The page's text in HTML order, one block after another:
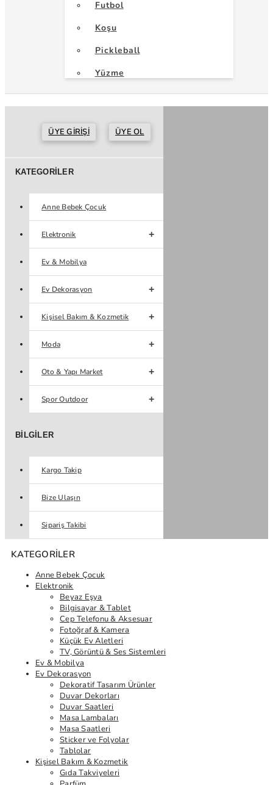
Futbol
Koşu
Pickleball
Yüzme
ÜYE GIRIŞI ÜYE OL
KATEGORILER
Anne Bebek Çocuk
Elektronik
Ev & Mobilya
Ev Dekorasyon
Kişisel Bakım & Kozmetik
Moda
Oto & Yapı Market
Spor Outdoor
BILGILER
Kargo Takip
Bize Ulaşın
Sipariş Takibi
KATEGORILER
Anne Bebek Çocuk
Elektronik
Beyaz Eşya
Bilgisayar & Tablet
Cep Telefonu & Aksesuar
Fotoğraf & Kamera
Küçük Ev Aletleri
TV, Görüntü & Ses Sistemleri
Ev & Mobilya
Ev Dekorasyon
Dekoratif Tasarım Ürünler
Duvar Dekorları
Duvar Saatleri
Masa Lambaları
Masa Saatleri
Sticker ve Folyolar
Tablolar
Kişisel Bakım & Kozmetik
Gıda Takviyeleri